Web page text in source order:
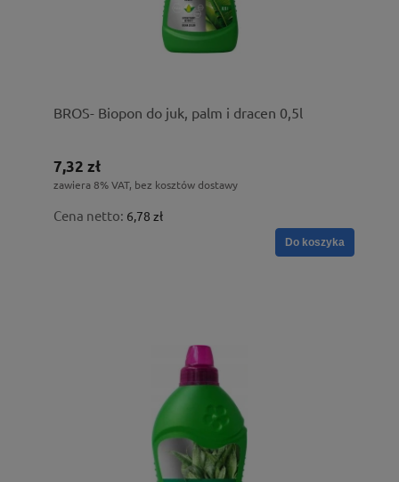
BROS- Biopon do juk, palm i dracen 0,5l
7,32 zł
zawiera 8% VAT, bez kosztów dostawy
Cena netto: 6,78 zł
Do koszyka